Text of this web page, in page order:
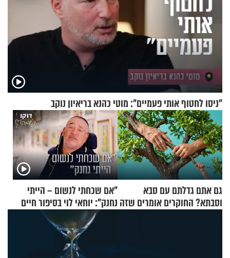
"ניסו לחטוף אותי פעמיים": מוטי כהנא בריאיון נוקב
גם אתם גדלתם עם סבא
וסבתא? החוקרים אומרים שזה
"אם שכחתי לנשום – הייתי
נחנק": יוחאי לוי בסיפור חיים
מעורר השראה